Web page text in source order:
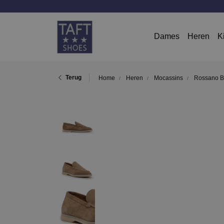
Dames Heren
Terug Home Heren Mocassins Rossano